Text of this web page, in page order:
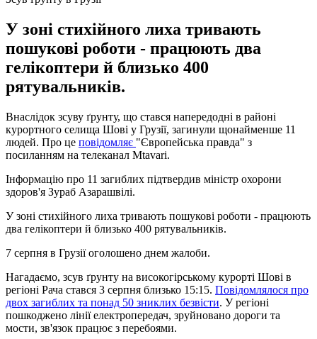
У зоні стихійного лиха тривають
пошукові роботи - працюють два
гелікоптери й близько 400
рятувальників.
Внаслідок зсуву ґрунту, що стався напередодні в районі
курортного селища Шові у Грузії, загинули щонайменше 11
людей. Про це повідомляє "Європейська правда" з
посиланням на телеканал Mtavari.
Інформацію про 11 загиблих підтвердив міністр охорони
здоров'я Зураб Азарашвілі.
У зоні стихійного лиха тривають пошукові роботи - працюють
два гелікоптери й близько 400 рятувальників.
7 серпня в Грузії оголошено днем жалоби.
Нагадаємо, зсув ґрунту на високогірському курорті Шові в
регіоні Рача стався 3 серпня близько 15:15. Повідомлялося про
двох загиблих та понад 50 зниклих безвісти. У регіоні
пошкоджено лінії електропередач, зруйновано дороги та
мости, зв'язок працює з перебоями.